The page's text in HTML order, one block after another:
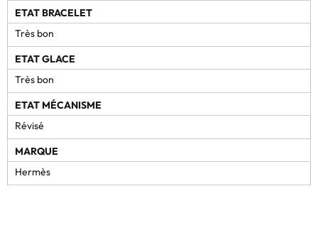
ETAT BRACELET
Très bon
ETAT GLACE
Très bon
ETAT MÉCANISME
Révisé
MARQUE
Hermès